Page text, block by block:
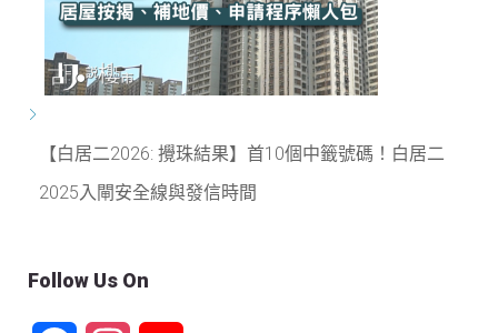
【白居二2026: 攪珠結果】首10個中籤號碼！白居二
2025入閘安全線與發信時間
Follow Us On